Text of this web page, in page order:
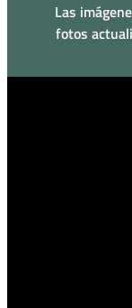
Las
fotos